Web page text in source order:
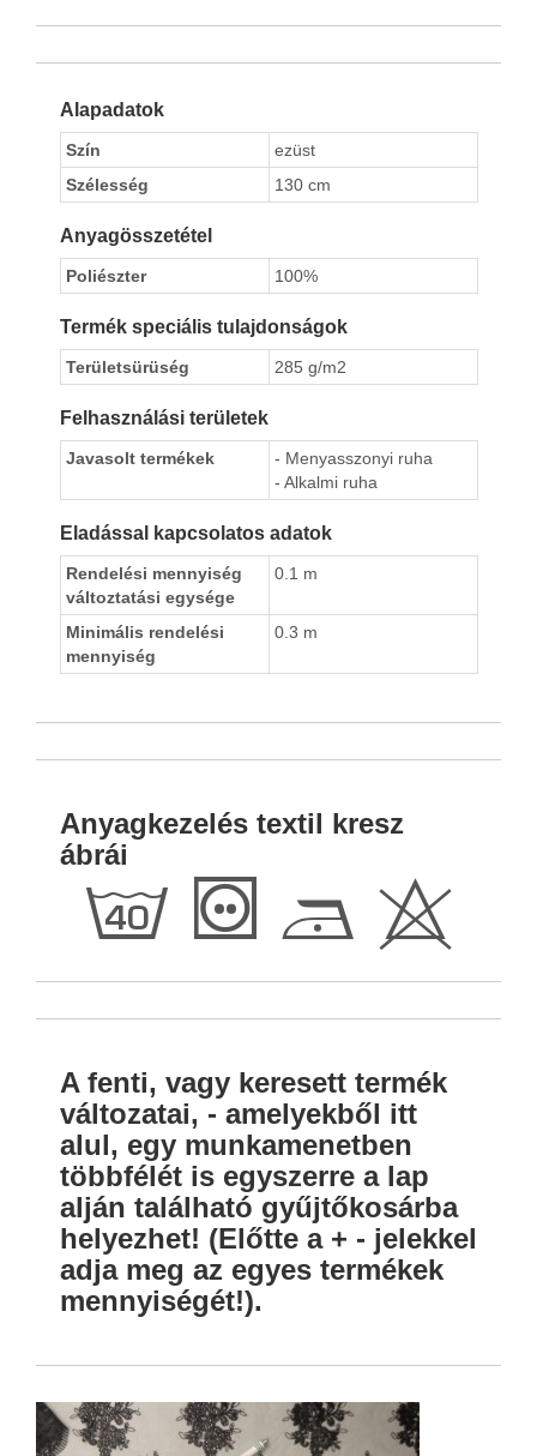
Alapadatok
Szín
ezüst
Szélesség
130 cm
Anyagösszetétel
Poliészter 100%
Termék speciális tulajdonságok
Területsürüség 285 g/m2
Felhasználási területek
Javasolt termékek
- Menyasszonyi ruha
- Alkalmi ruha
Eladással kapcsolatos adatok
Rendelési mennyiség
változtatási egysége
0.1 m
Minimális rendelési
mennyiség
0.3 m
Anyagkezelés textil kresz
ábrái
h T D H
A fenti, vagy keresett termék
változatai, - amelyekből itt
alul, egy munkamenetben
többfélét is egyszerre a lap
alján található gyűjtőkosárba
helyezhet! (Előtte a + - jelekkel
adja meg az egyes termékek
mennyiségét!).